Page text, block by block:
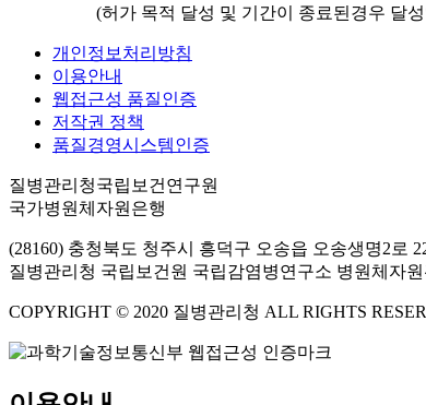
(허가 목적 달성 및 기간이 종료된경우 달
개인정보처리방침
이용안내
웹접근성 품질인증
저작권 정책
품질경영시스템인증
질병관리청국립보건연구원
국가병원체자원은행
(28160) 충청북도 청주시 흥덕구 오송읍 오송생명2로
질병관리청 국립보건원 국립감염병연구소 병원체자
COPYRIGHT © 2020 질병관리청 ALL RIGHTS